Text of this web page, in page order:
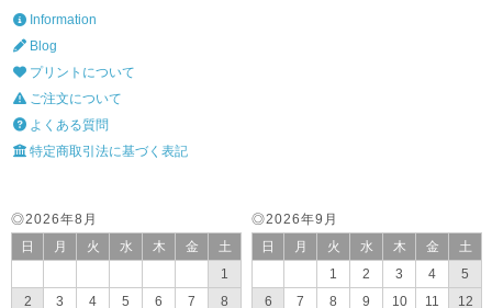
Information
Blog
プリントについて
ご注文について
よくある質問
特定商取引法に基づく表記
◎2026年9月
日
月 火 水 木 金
土
1
2 3 4
5
6
7 8 9 10 11 12
◎2026年8月
日
月 火 水 木 金
土
1
2
3 4 5 6 7 8